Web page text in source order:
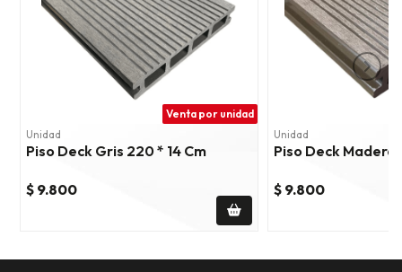
Venta por unidad
Unidad
Piso Deck Gris 220 * 14 Cm
$ 9.800
Unidad
Piso Deck Madera
$ 9.800